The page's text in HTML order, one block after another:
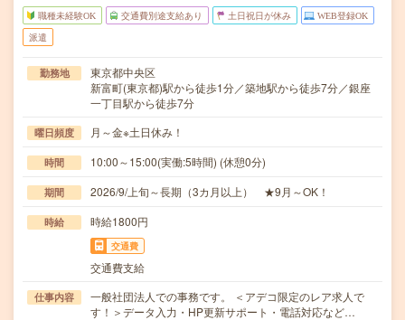
職種未経験OK 交通費別途支給あり 土日祝日が休み WEB登録OK
派遣
勤務地
東京都中央区
新富町(東京都)駅から徒歩1分／築地駅から徒歩7分／銀座
一丁目駅から徒歩7分
曜日頻度 月～金※土日休み！
時間 10:00～15:00(実働:5時間) (休憩0分)
期間 2026/9/上旬～長期（3カ月以上） ★9月～OK！
時給 時給1800円
交通費
交通費支給
仕事内容
一般社団法人での事務です。 ＜アデコ限定のレア求人で
す！＞データ入力・HP更新サポート・電話対応など…